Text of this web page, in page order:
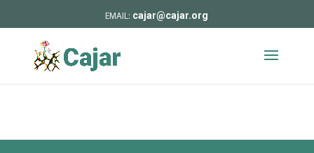
cajar@cajar.org